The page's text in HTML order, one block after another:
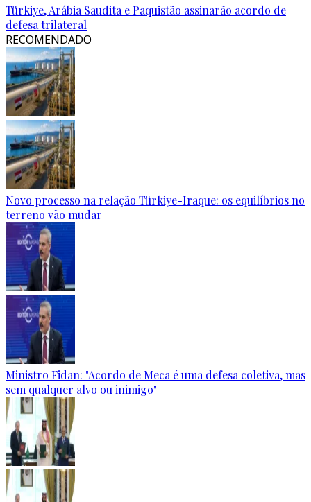
Türkiye, Arábia Saudita e Paquistão assinarão acordo de
defesa trilateral
RECOMENDADO
Novo processo na relação Türkiye-Iraque: os equilíbrios no
terreno vão mudar
Ministro Fidan: "Acordo de Meca é uma defesa coletiva, mas
sem qualquer alvo ou inimigo"